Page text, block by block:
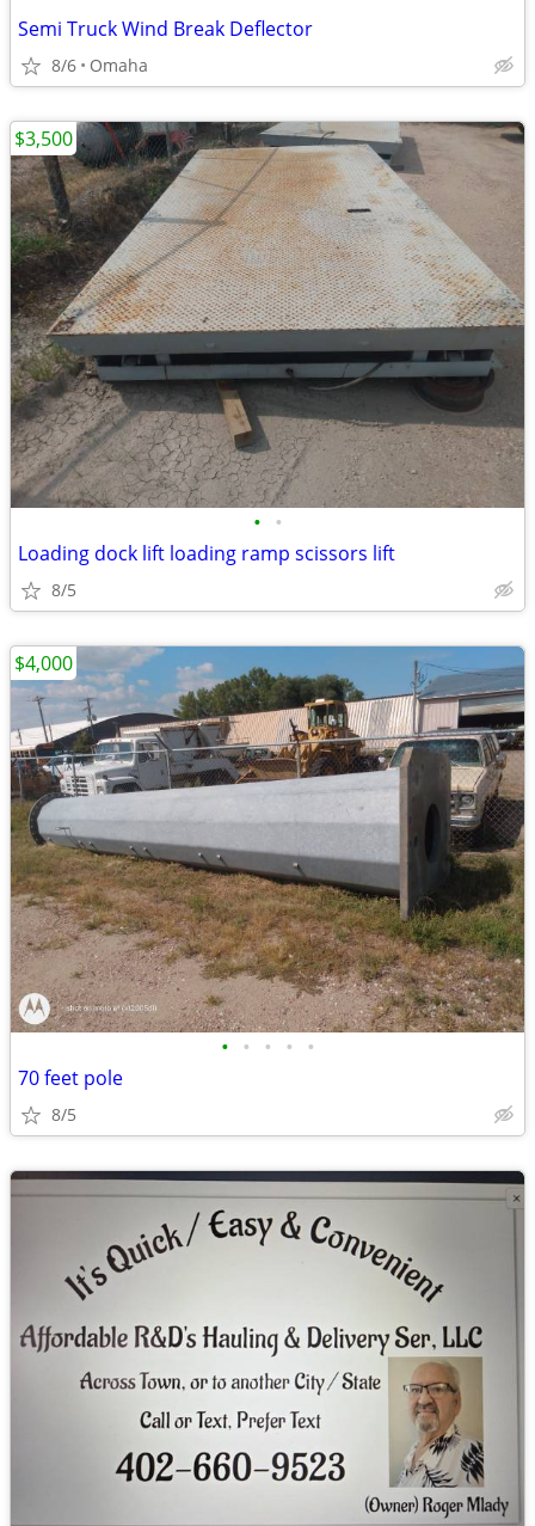
Semi Truck Wind Break Deflector
8/6 Omaha
• •
Loading dock lift loading ramp scissors lift
8/5
$3,500
• • • • •
70 feet pole
8/5
$4,000